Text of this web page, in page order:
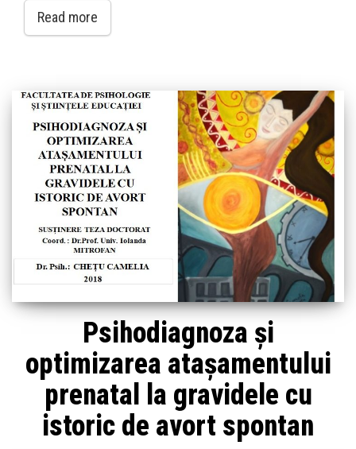
Read more
Psihodiagnoza și
optimizarea atașamentului
prenatal la gravidele cu
istoric de avort spontan